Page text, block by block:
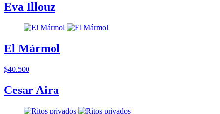
Eva Illouz
El Mármol
$40.500
Cesar Aira